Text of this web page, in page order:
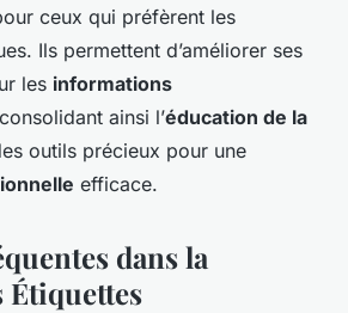
ceux qui préfèrent les
Ils permettent d’améliorer ses
les informations
ainsi l’éducation de la
outils précieux pour une
efficace.
dans la
Étiquettes